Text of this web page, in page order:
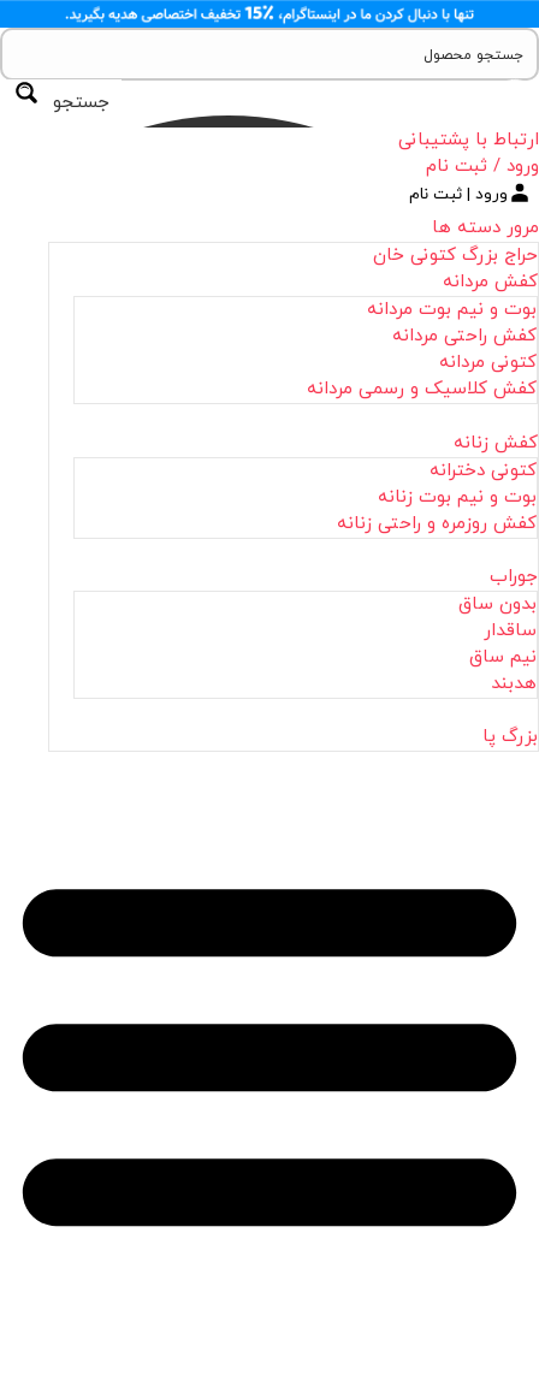
جستجو
ارتباط با پشتیبانی
ورود / ثبت نام
ورود | ثبت نام
مرور دسته ها
حراج بزرگ کتونی خان
کفش مردانه
بوت و نیم بوت مردانه
کفش راحتی مردانه
کتونی مردانه
کفش کلاسیک و رسمی مردانه
کفش زنانه
کتونی دخترانه
بوت و نیم بوت زنانه
کفش روزمره و راحتی زنانه
جوراب
بدون ساق
ساقدار
نیم ساق
هدبند
بزرگ پا